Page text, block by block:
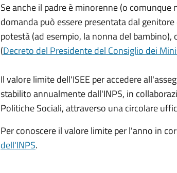
Se anche il padre è minorenne (o
domanda può essere presentata dal
potestà (ad esempio, la nonna del
(Decreto del Presidente del Consiglio dei
Il valore limite dell'ISEE per accedere
stabilito annualmente dall'INPS, in
Politiche Sociali, attraverso una circolare
Per conoscere il valore limite per l'anno in
dell'INPS.